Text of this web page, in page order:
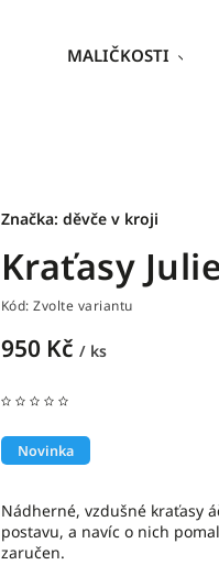
MALIČKOSTI
Kraťasy
Kód: Zvolte variantu
950 Kč / ks
Novinka
Nádherné, vzdušné kraťasy
postavu, a navíc o nich
zaručen.
Značka: děvče v kroji